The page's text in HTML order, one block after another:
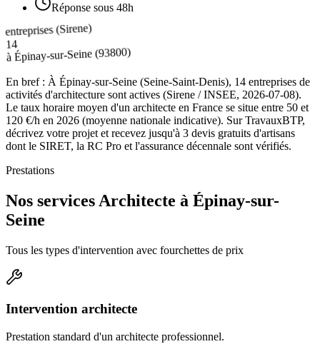
Réponse sous 48h
entreprises (Sirene)
14
àÉpinay-sur-Seine(93800)
En bref : À Épinay-sur-Seine (Seine-Saint-Denis), 14 entreprises de
activités d'architecture sont actives (Sirene / INSEE, 2026-07-08).
Le taux horaire moyen d'un architecte en France se situe entre 50 et
120 €/h en 2026 (moyenne nationale indicative). Sur TravauxBTP,
décrivez votre projet et recevez jusqu'à 3 devis gratuits d'artisans
dont le SIRET, la RC Pro et l'assurance décennale sont vérifiés.
Prestations
Nos services Architecte à Épinay-sur-
Seine
Tous les types d'intervention avec fourchettes de prix
Intervention architecte
Prestation standard d'un architecte professionnel.